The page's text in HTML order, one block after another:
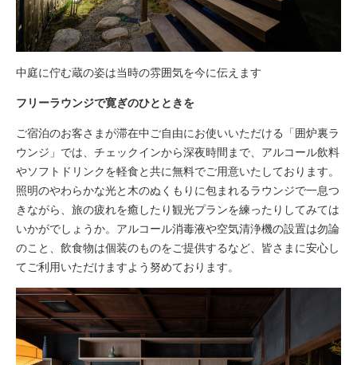
中庭に佇む蔵の姿は当時の雰囲気を今に伝えます
フリーラウンジで寛ぎのひとときを
ご宿泊のお客さまが滞在中ご自由にお使いいただける「囲炉裏ラ
ウンジ」では、チェックインから深夜時間まで、アルコール飲料
やソフトドリンクを軽食と共に無料でご用意いたしております。
照明のやわらかな光と木のぬくもりに包まれるラウンジで一息つ
きながら、旅の疲れを癒したり観光プランを練ったりしてみては
いかがでしょうか。アルコール消毒液や空気清浄機の設置は勿論
のこと、飲食物は個装のものをご提供するなど、皆さまに安心し
てご利用いただけますよう努めております。